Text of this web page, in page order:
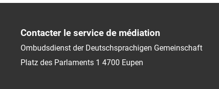
Contacter le service de médiation
Ombudsdienst der Deutschsprachigen Gemeinschaft
Platz des Parlaments 1 4700 Eupen